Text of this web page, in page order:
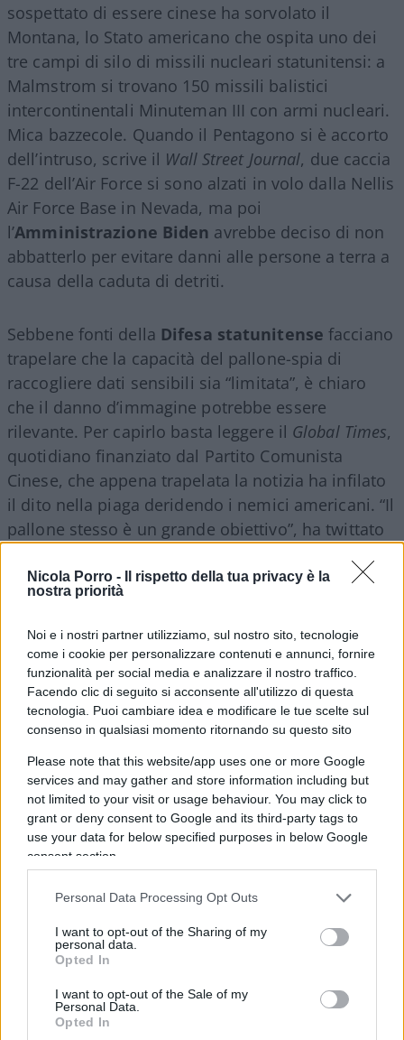
Nicola Porro -
Il rispetto della tua privacy è la
nostra priorità
Noi e i nostri partner utilizziamo, sul nostro sito, tecnologie
come i cookie per personalizzare contenuti e annunci, fornire
funzionalità per social media e analizzare il nostro traffico.
Facendo clic di seguito si acconsente all'utilizzo di questa
tecnologia. Puoi cambiare idea e modificare le tue scelte sul
consenso in qualsiasi momento ritornando su questo sito
Please note that this website/app uses one or more Google
services and may gather and store information including but
not limited to your visit or usage behaviour. You may click to
grant or deny consent to Google and its third-party tags to
use your data for below specified purposes in below Google
consent section.
Personal Data Processing Opt Outs
I want to opt-out of the Sharing of my
personal data.
Opted In
I want to opt-out of the Sale of my
Personal Data.
Opted In
sospettato di essere cinese ha sorvolato il
Montana, lo Stato americano che ospita uno dei
tre campi di silo di missili nucleari statunitensi: a
Malmstrom si trovano 150 missili balistici
intercontinentali Minuteman III con armi nucleari.
Mica bazzecole. Quando il Pentagono si è accorto
dell’intruso, scrive il Wall Street Journal, due caccia
F-22 dell’Air Force si sono alzati in volo dalla Nellis
Air Force Base in Nevada, ma poi
l’Amministrazione Biden avrebbe deciso di non
abbatterlo per evitare danni alle persone a terra a
causa della caduta di detriti.
Sebbene fonti della Difesa statunitense facciano
trapelare che la capacità del pallone-spia di
raccogliere dati sensibili sia “limitata”, è chiaro
che il danno d’immagine potrebbe essere
rilevante. Per capirlo basta leggere il Global Times,
quotidiano finanziato dal Partito Comunista
Cinese, che appena trapelata la notizia ha infilato
il dito nella piaga deridendo i nemici americani. “Il
pallone stesso è un grande obiettivo”, ha twittato
da altri Paesipossono davvero entrare senza
ostacoli sull’America
cieli di alcuni Stati, ciò dimostra che il sistema di
difesa aerea degli Stati Uniti è solo un’apparenza e
non è affidabile”.
Il caso sta ovviamente scatenando le polemiche
interne negli Usa. Il presidente repubblicano della
Camera dei Rappresentanti degli Stati Uniti,Kevin
McCarthy, ha denunciato una “azione
destabilizzante” da parte di una Cina che “ignora
spudoratamente la sovranità degli Stati Uniti”. I
repubblicani accusano Biden di essersi mostrato
debole, sottolineando che Trump non si sarebbe
fatto scrupoli ad abbatterlo.
Il rischio ora è di una escalation diplomatica, che
peraltro si verifica a pochi giorni dal viaggio del